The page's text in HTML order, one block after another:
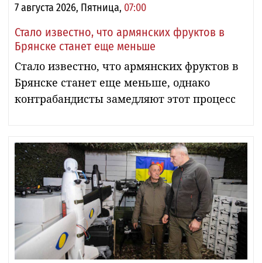
7 августа 2026, Пятница, 07:00
Стало известно, что армянских фруктов в
Брянске станет еще меньше
Стало известно, что армянских фруктов в
Брянске станет еще меньше, однако
контрабандисты замедляют этот процесс